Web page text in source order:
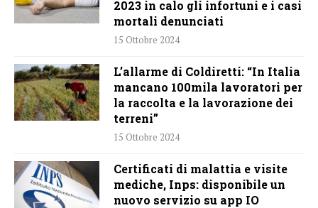
2023 in calo gli infortuni e i casi
mortali denunciati
15 Ottobre 2024
L’allarme di Coldiretti: “In Italia
mancano 100mila lavoratori per
la raccolta e la lavorazione dei
terreni”
15 Ottobre 2024
Certificati di malattia e visite
mediche, Inps: disponibile un
nuovo servizio su app IO